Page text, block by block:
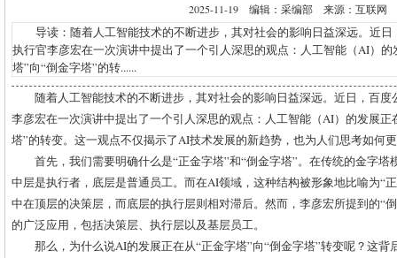
2025-11-19 编辑：采编部 来源：互联网
导读：随着人工智能技术的不断进步，其对社会的影响日益深远。近日
执行官李彦宏在一次演讲中提出了一个引人深思的观点：人工智能（AI）
塔”向“倒金字塔”的转......
随着人工智能技术的不断进步，其对社会的影响日益深远。近日，百
李彦宏在一次演讲中提出了一个引人深思的观点：人工智能（AI）的发展正
塔”的转变。这一观点不仅揭示了AI技术发展的新趋势，也为人们思考如何
首先，我们需要明确什么是“正金字塔”和“倒金字塔”。在传统的金字
中层是执行者，底层是普通员工。而在AI领域，这种结构被形象地比喻为“
中在顶层的决策层，而底层的执行层则相对滞后。然而，李彦宏所提到的“
的广泛应用，包括决策层、执行层以及基层员工。
那么，为什么说AI的发展正在从“正金字塔”向“倒金字塔”转变呢？这